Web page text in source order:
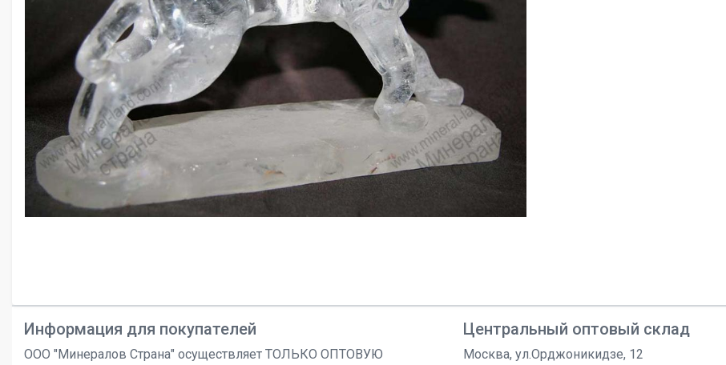
Информация для покупателей
ООО "Минералов Страна" осуществляет ТОЛЬКО ОПТОВУЮ
Центральный оптовый склад
Москва, ул.Орджоникидзе, 12